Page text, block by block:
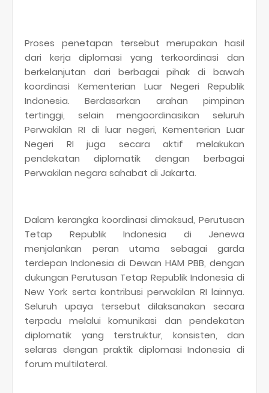
Proses penetapan tersebut merupakan hasil
dari kerja diplomasi yang terkoordinasi dan
berkelanjutan dari berbagai pihak di bawah
koordinasi Kementerian Luar Negeri Republik
Indonesia. Berdasarkan arahan pimpinan
tertinggi, selain mengoordinasikan seluruh
Perwakilan RI di luar negeri, Kementerian Luar
Negeri RI juga secara aktif melakukan
pendekatan diplomatik dengan berbagai
Perwakilan negara sahabat di Jakarta.
Dalam kerangka koordinasi dimaksud, Perutusan
Tetap Republik Indonesia di Jenewa
menjalankan peran utama sebagai garda
terdepan Indonesia di Dewan HAM PBB, dengan
dukungan Perutusan Tetap Republik Indonesia di
New York serta kontribusi perwakilan RI lainnya.
Seluruh upaya tersebut dilaksanakan secara
terpadu melalui komunikasi dan pendekatan
diplomatik yang terstruktur, konsisten, dan
selaras dengan praktik diplomasi Indonesia di
forum multilateral.